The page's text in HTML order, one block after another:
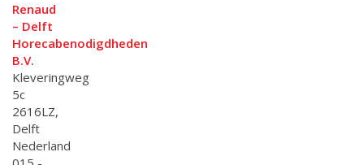
Renaud
– Delft
Horecabenodigdheden
B.V.
Kleveringweg
5c
2616LZ,
Delft
Nederland